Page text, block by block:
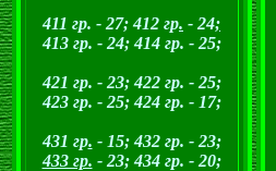
411 гр. - 27; 412 гр. - 24;
413 гр. - 24; 414 гр. - 25;
421 гр. - 23; 422 гр. - 25;
423 гр. - 25; 424 гр. - 17;
431 гр. - 15; 432 гр. - 23;
433 гр. - 23; 434 гр. - 20;